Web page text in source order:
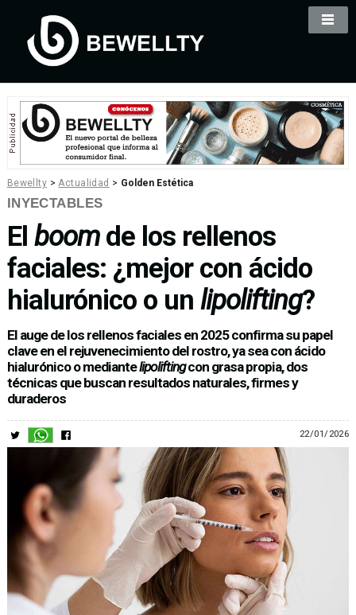
Bewellty >Actualidad > Golden Estética
INYECTABLES
El boomde los rellenos
faciales: ¿mejor con ácido
hialurónico o un lipolifting?
El auge de los rellenos faciales en 2025 confirma su papel
clave en el rejuvenecimiento del rostro, ya sea con ácido
hialurónico o mediantelipoliftingcon grasa propia, dos
técnicas que buscan resultados naturales, firmes y
duraderos
22/01/2026